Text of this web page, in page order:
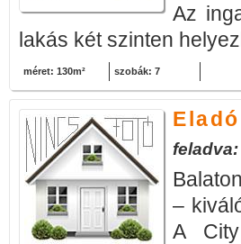
Az
lakás két szinten
méret: 130m² szobák: 7
–
A